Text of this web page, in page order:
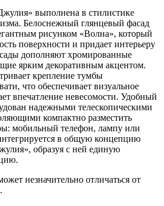
выполнена в стилистике
Белоснежный глянцевый фасад
рисунком «Волна», который
поверхности и придает интерьеру
дополняют хромированные
ярким декоративным акцентом.
крепление тумбы
что обеспечивает визуальное
впечатление невесомости. Удобный
надежными телескопическими
компактно разместить
мобильный телефон, лампу или
в общую концепцию
образуя с ней единую
незначительно отличаться от